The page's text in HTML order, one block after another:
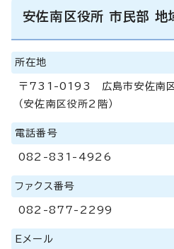
安佐南区役所 市民部 地
所在地
〒731-0193 広島市安佐南
（安佐南区役所2階）
電話番号
082-831-4926
ファクス番号
082-877-2299
Eメール